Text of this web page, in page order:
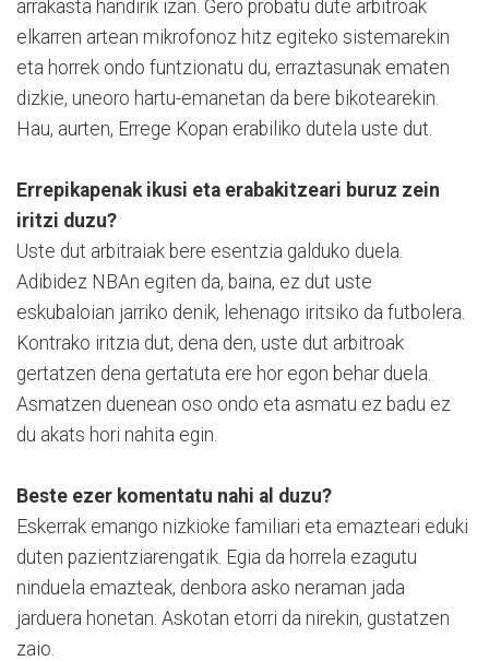
arrakasta handirik izan. Gero probatu dute arbitroak
elkarren artean mikrofonoz hitz egiteko sistemarekin
eta horrek ondo funtzionatu du, erraztasunak ematen
dizkie, uneoro hartu-emanetan da bere bikotearekin.
Hau, aurten, Errege Kopan erabiliko dutela uste dut.
Errepikapenak ikusi eta erabakitzeari buruz zein
iritzi duzu?
Uste dut arbitraiak bere esentzia galduko duela.
Adibidez NBAn egiten da, baina, ez dut uste
eskubaloian jarriko denik, lehenago iritsiko da futbolera.
Kontrako iritzia dut, dena den, uste dut arbitroak
gertatzen dena gertatuta ere hor egon behar duela.
Asmatzen duenean oso ondo eta asmatu ez badu ez
du akats hori nahita egin.
Beste ezer komentatu nahi al duzu?
Eskerrak emango nizkioke familiari eta emazteari eduki
duten pazientziarengatik. Egia da horrela ezagutu
ninduela emazteak, denbora asko neraman jada
jarduera honetan. Askotan etorri da nirekin, gustatzen
zaio.